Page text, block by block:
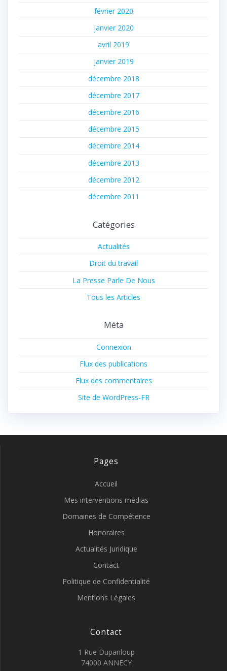
février 2020
janvier 2020
avril 2019
janvier 2019
décembre 2018
décembre 2017
décembre 2016
décembre 2015
décembre 2014
décembre 2013
décembre 2012
décembre 2011
Catégories
Actualités
Droit du travail
La Presse Parle De Nous
Tous les Articles
Méta
Connexion
Flux des publications
Flux des commentaires
Site de WordPress-FR
Pages
Accueil
Mes interventions medias
Domaines de Compétence
Honoraires
Actualités Juridique
Contact
Politique de Confidentialité
Mentions Légales
Contact
1 Rue Dupanloup
74000 ANNECY